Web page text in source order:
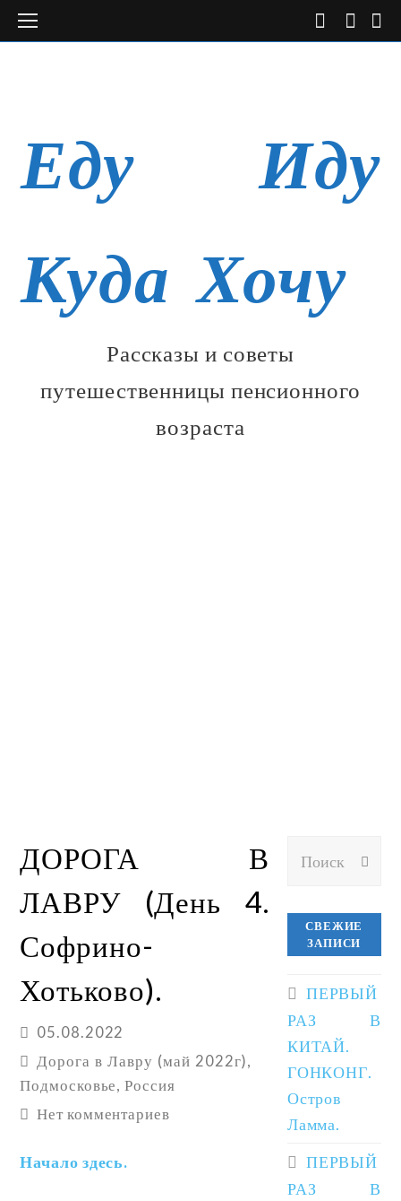
ОБО МНЕ FacebookInstagram
Youtube
Еду Иду
Куда Хочу
Рассказы и советы
путешественницы пенсионного
возраста
Open
ДОРОГА В
ЛАВРУ (День 4.
Софрино-
Хотьково).
05.08.2022
Дорога в Лавру (май 2022г),
Подмосковье,Россия
Нет комментариев
Начало здесь.
СВЕЖИЕ
ЗАПИСИ
ПЕРВЫЙ
РАЗ В
КИТАЙ.
ГОНКОНГ.
Остров
Ламма.
ПЕРВЫЙ
РАЗ В